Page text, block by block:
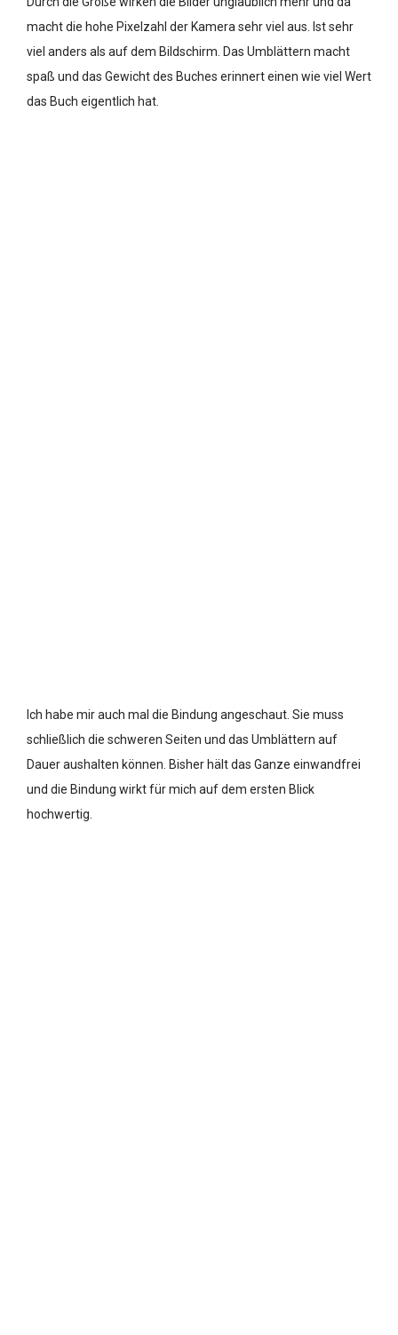
macht die hohe Pixelzahl der Kamera sehr viel aus. Ist sehr
viel anders als auf dem Bildschirm. Das Umblättern macht
spaß und das Gewicht des Buches erinnert einen wie viel Wert
das Buch eigentlich hat.
Ich habe mir auch mal die Bindung angeschaut. Sie muss
schließlich die schweren Seiten und das Umblättern auf
Dauer aushalten können. Bisher hält das Ganze einwandfrei
und die Bindung wirkt für mich auf dem ersten Blick
hochwertig.